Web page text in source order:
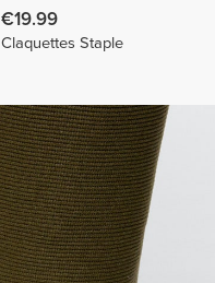
€19.99
Claquettes Staple